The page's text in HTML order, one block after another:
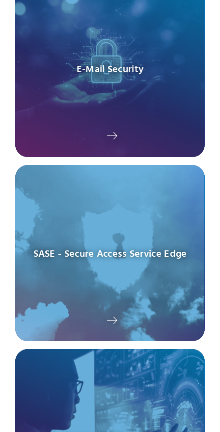
E-Mail Security
SASE - Secure Access Service Edge